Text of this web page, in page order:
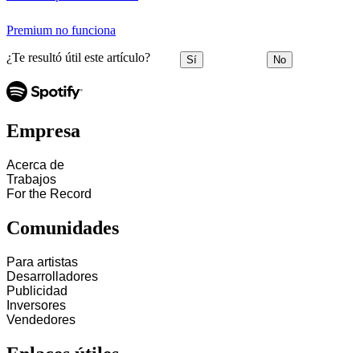
Premium no funciona
¿Te resultó útil este artículo? Sí No
Empresa
Acerca de
Trabajos
For the Record
Comunidades
Para artistas
Desarrolladores
Publicidad
Inversores
Vendedores